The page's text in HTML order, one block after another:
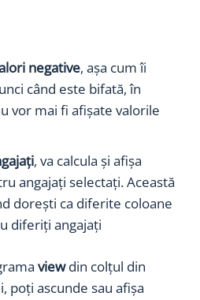
negative, așa cum îi
când este bifată, în
vor mai fi afișate valorile
, va calcula și afișa
angajați selectați. Această
dorești ca diferite coloane
diferiți angajați
viewdin colțul din
poți ascunde sau afișa